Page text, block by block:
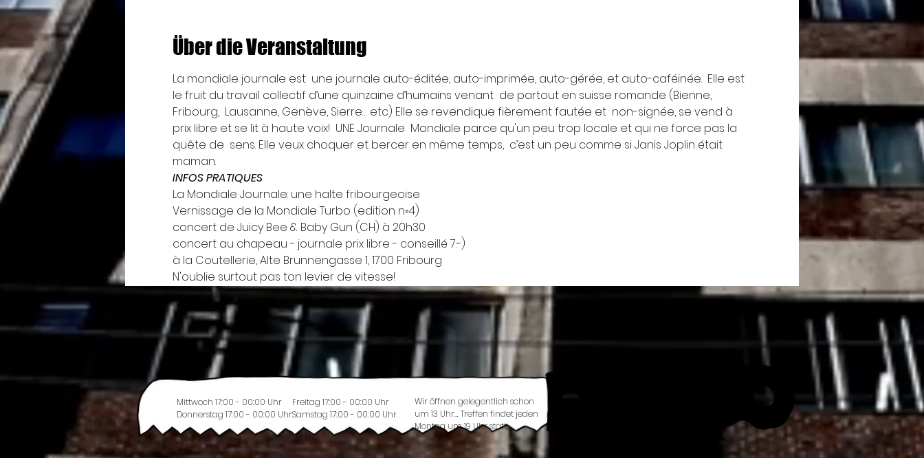
Über die Veranstaltung
La mondiale journale est  une journale auto-éditée, auto-imprimée, auto-gérée, et auto-caféinée.  Elle est
le fruit du travail collectif d’une quinzaine d’humains venant  de partout en suisse romande (Bienne,
Fribourg,  Lausanne, Genève, Sierre… etc) Elle se revendique fièrement fautée et  non-signée, se vend à
prix libre et se lit à haute voix!  UNE Journale  Mondiale parce qu'un peu trop locale et qui ne force pas la
quête de  sens. Elle veux choquer et bercer en même temps,  c’est un peu comme si Janis Joplin était
maman.
INFOS PRATIQUES
La Mondiale Journale: une halte fribourgeoise
Vernissage de la Mondiale Turbo (edition n◦4)
concert de Juicy Bee & Baby Gun (CH) à 20h30
concert au chapeau - journale prix libre - conseillé 7.-)
à la Coutellerie, Alte Brunnengasse 1, 1700 Fribourg
N'oublie surtout pas ton levier de vitesse!
Mittwoch 17:00 - 00:00 Uhr
Donnerstag 17:00 - 00:00 Uhr
Freitag 17:00 - 00:00 Uhr
Samstag 17:00 - 00:00 Uhr
Wir öffnen gelegentlich schon
um 13 Uhr... Treffen findet jeden
Montag um 19 Uhr statt.